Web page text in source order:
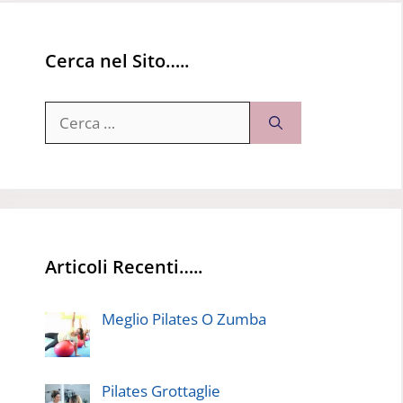
Cerca nel Sito…..
per:
Articoli Recenti…..
Meglio Pilates O Zumba
Pilates Grottaglie